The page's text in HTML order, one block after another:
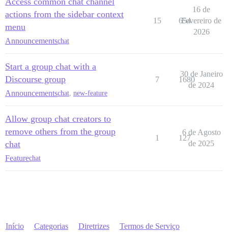
actions from the sidebar context
menu
Announcementschat
15 654
16 de
Fevereiro de
2026
Start a group chat with a
Discourse group
Announcementschat, new-feature
7 1680
30 de Janeiro
de 2024
Allow group chat creators to
remove others from the group
chat
Featurechat
1 127
6 de Agosto
de 2025
Início Categorias Diretrizes Termos de Serviço